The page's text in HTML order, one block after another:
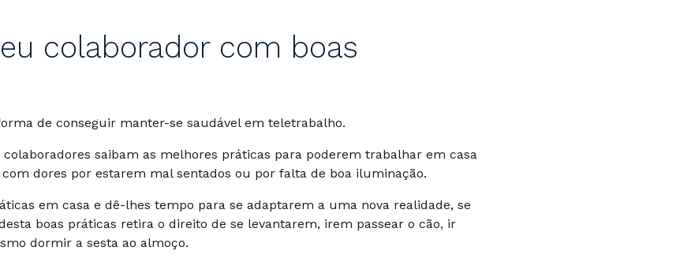
colaborador com boas
de conseguir manter-se saudável em teletrabalho.
saibam as melhores práticas para poderem trabalhar em casa
dores por estarem mal sentados ou por falta de boa iluminação.
em casa e dê-lhes tempo para se adaptarem a uma nova realidade, se
boas práticas retira o direito de se levantarem, irem passear o cão, ir
dormir a sesta ao almoço.